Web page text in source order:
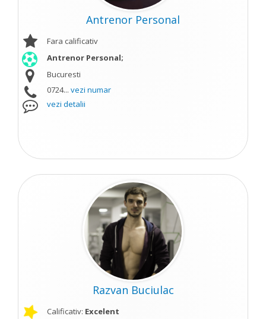
Antrenor Personal
Fara calificativ
Antrenor Personal;
Bucuresti
0724... vezi numar
vezi detalii
Razvan Buciulac
Calificativ: Excelent